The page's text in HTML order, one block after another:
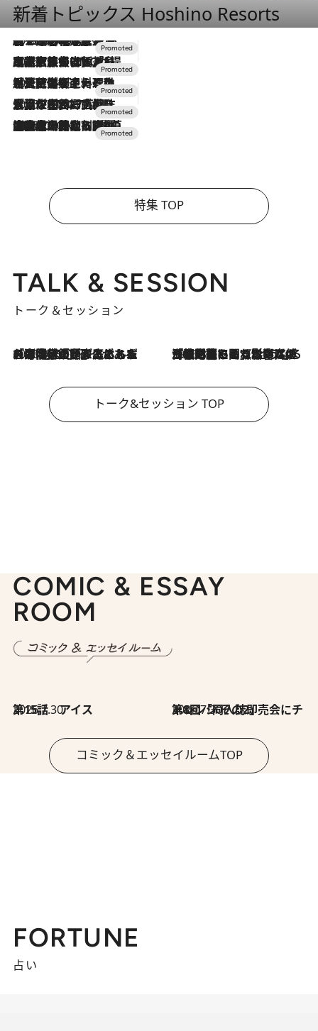
新着トピックス Hoshino Resorts
2026.8.7
【トンボの足水浴】ヒノキの香りに包まれて涼感マックス！約13℃の湧水かけ流しを避暑地「星野温泉 トンボの湯」で体験
2026.7.31
【ホテル帰省】という選択肢をOMOが提案。家族とほどよい距離を保つには「昼は実家、夜は気兼ねなくホテルで！」
2026.7.24
【夏限定ディナーコース】旬を迎える稚鮎や花ズッキーニなどをイタリア・トスカーナの郷土料理の手法で満喫！
2026.7.17
「土佐和ハーブかき氷」がOMO7高知に登場！生姜、山椒、大葉など目にも舌にも涼を呼ぶ郷土の味
2026.7.10
NEW OPEN！【界 草津】名湯の地に誕生。趣の異なる2種の温泉と上州ならではの会席・蕎麦割烹など美食を味わう究極の癒やし旅
特集 TOP
TALK & SESSION
トーク＆セッション
2026.8.3
「今後値上げがあるとすれば…」「リスクがあるのは今年の冬」エネルギー専門家が語る、ホルムズ海峡封鎖が家庭にもたらす“ある心配” 2026.8.3
「住宅建てられない…」「サーチャージ料の高値が続いている」ホルムズ海峡封鎖による影響はいつまで続く？《エネルギー専門家に聞く“どうなる日本の暮らし”》
トーク&セッション TOP
COMIC & ESSAY
ROOM
2026.7.30
第15話 アイス 2026.7.30
第8回「同人誌即売会にチャレンジ その2」
コミック＆エッセイルームTOP
FORTUNE
占い